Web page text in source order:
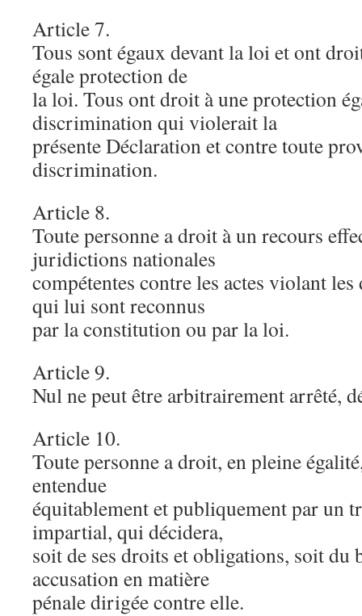
Article 7.
Tous sont égaux devant la loi et ont
égale protection de
la loi. Tous ont droit à une protection
discrimination qui violerait la
présente Déclaration et contre toute
discrimination.
Article 8.
Toute personne a droit à un recours
juridictions nationales
compétentes contre les actes violant
qui lui sont reconnus
par la constitution ou par la loi.
Article 9.
Nul ne peut être arbitrairement arrêté,
Article 10.
Toute personne a droit, en pleine
entendue
équitablement et publiquement par un
impartial, qui décidera,
soit de ses droits et obligations, soit du
accusation en matière
pénale dirigée contre elle.